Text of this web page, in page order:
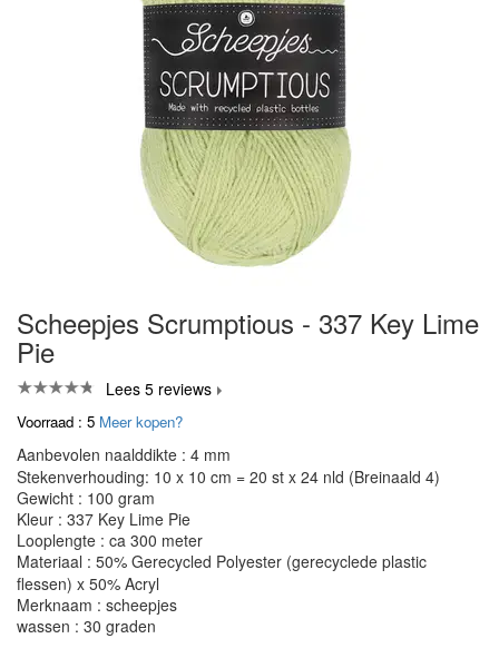
Scheepjes Scrumptious - 337 Key Lime
Pie
Lees 5 reviews
Voorraad : 5 Meer kopen?
Aanbevolen naalddikte : 4 mm
Stekenverhouding: 10 x 10 cm = 20 st x 24 nld (Breinaald 4)
Gewicht : 100 gram
Kleur : 337 Key Lime Pie
Looplengte : ca 300 meter
Materiaal : 50% Gerecycled Polyester (gerecyclede plastic
flessen) x 50% Acryl
Merknaam : scheepjes
wassen : 30 graden